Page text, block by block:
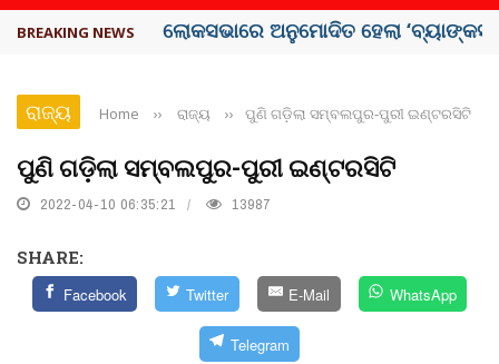
BREAKING NEWS ଭୁଶୁଡ଼ିଲା ପୁରୁଣା କୋଠା, ୬ ମୃତ
ରାଜ୍ୟ Home ›› ରାଜ୍ୟ ›› ପୁଣି ଗଡ଼ିଲା ସମ୍ବଲପୁର-ପୁରୀ ଇଣ୍ଟରସିଟି
ପୁଣି ଗଡ଼ିଲା ସମ୍ବଲପୁର-ପୁରୀ ଇଣ୍ଟରସିଟି
2022-04-10 06:35:21 13987
SHARE:
Facebook Twitter E-Mail WhatsApp
Telegram